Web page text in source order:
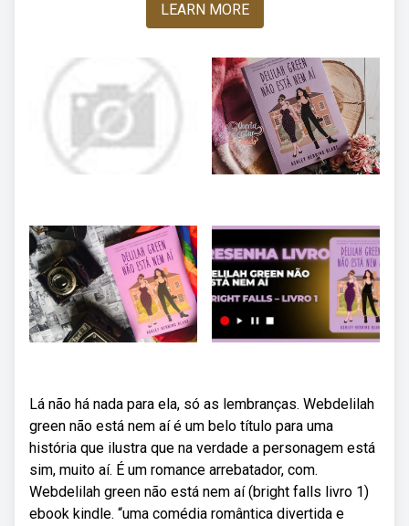
LEARN MORE
Lá não há nada para ela, só as lembranças. Webdelilah
green não está nem aí é um belo título para uma
história que ilustra que na verdade a personagem está
sim, muito aí. É um romance arrebatador, com.
Webdelilah green não está nem aí (bright falls livro 1)
ebook kindle. “uma comédia romântica divertida e